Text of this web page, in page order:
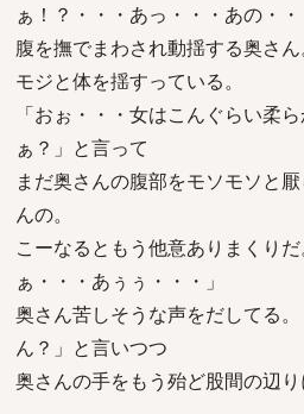
ぁ！？・・・あっ・・・あの・・
腹を撫でまわされ動揺する奥さ
モジと体を揺すっている。
「おぉ・・・女はこんぐらい柔
ぁ？」と言って
まだ奥さんの腹部をモソモソと
んの。
こーなるともう他意ありまくり
ぁ・・・あぅぅ・・・」
奥さん苦しそうな声をだしてる
ん？」と言いつつ
奥さんの手をもう殆ど股間の辺り